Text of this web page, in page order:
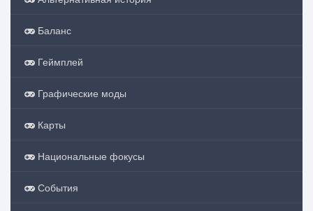
Баланс
Геймплей
Графические моды
Карты
Национальные фокусы
События